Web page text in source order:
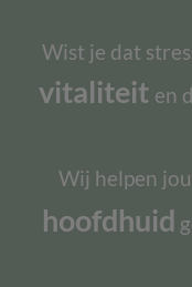
Wist je dat
vitaliteit en
Wij helpen
hoofdhuid